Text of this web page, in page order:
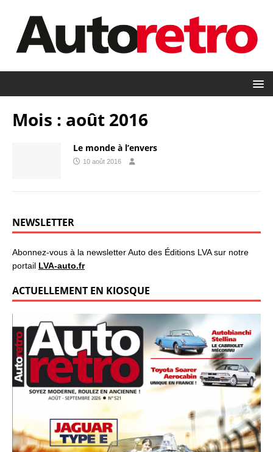
Mois : août 2016
Le monde à l’envers
10 août 2016
NEWSLETTER
Abonnez-vous à la newsletter Auto des Éditions LVA sur notre
portail LVA-auto.fr
ACTUELLEMENT EN KIOSQUE